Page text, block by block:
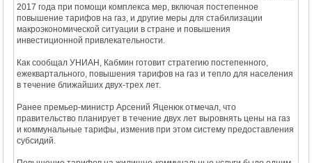
2017 года при помощи комплекса мер, включая постепенное
повышение тарифов на газ, и другие меры для стабилизации
макроэкономической ситуации в стране и повышения
инвестиционной привлекательности.
Как сообщал УНИАН, Кабмин готовит стратегию постепенного,
ежеквартального, повышения тарифов на газ и тепло для населения
в течение ближайших двух-трех лет.
Ранее премьер-министр Арсений Яценюк отмечал, что
правительство планирует в течение двух лет выровнять цены на газ
и коммунальные тарифы, изменив при этом систему предоставления
субсидий.